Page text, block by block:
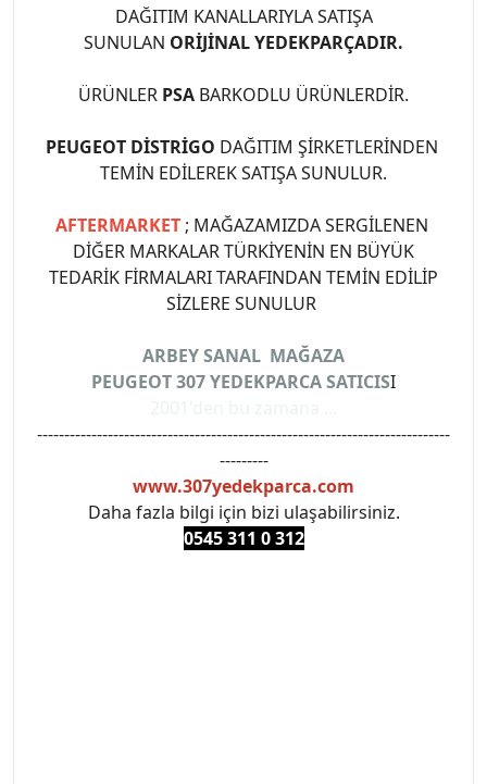
DAĞITIM KANALLARIYLA SATIŞA
SUNULAN ORİJİNAL YEDEKPARÇADIR.
ÜRÜNLER PSA BARKODLU ÜRÜNLERDİR.
PEUGEOT DİSTRİGO DAĞITIM ŞİRKETLERİNDEN
TEMİN EDİLEREK SATIŞA SUNULUR.
AFTERMARKET ; MAĞAZAMIZDA SERGİLENEN
DİĞER MARKALAR TÜRKİYENİN EN BÜYÜK
TEDARİK FİRMALARI TARAFINDAN TEMİN EDİLİP
SİZLERE SUNULUR
ARBEY SANAL MAĞAZA
PEUGEOT 307 YEDEKPARCA SATICISI
----------------------------------------------------------------------------
---------
www.307yedekparca.com
Daha fazla bilgi için bizi ulaşabilirsiniz.
0545 311 0 312